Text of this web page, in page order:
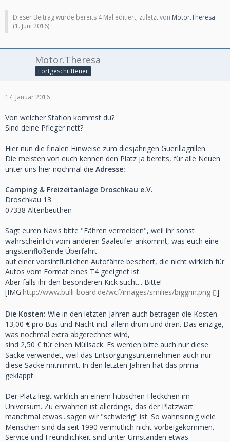
Dieser Beitrag wurde bereits 4 Mal editiert, zuletzt von Motor.Theresa
(1. Juni 2016)
Motor.Theresa
Fortgeschrittener
17. Januar 2016
Von welcher Station kommst du?
Sind deine Pfleger nett?
Hier nun die finalen Hinweise zum diesjährigen Guerillagrillen.
Die meisten von euch kennen den Platz ja bereits, für alle Neuen
unter uns hier nochmal die Adresse:
Camping & Freizeitanlage Droschkau e.V.
Droschkau 13
07338 Altenbeuthen
Sagt euren Navis bitte "Fähren vermeiden", weil ihr sonst
wahrscheinlich vom anderen Saaleufer ankommt, was euch eine
angsteinflößende Überfahrt
auf einer vorsintflutlichen Autofähre beschert, die nicht wirklich für
Autos vom Format eines T4 geeignet ist.
Aber falls ihr den besonderen Kick sucht... Bitte!
[IMG:http://www.bulli-board.de/wcf/images/smilies/biggrin.png ]
Die Kosten: Wie in den letzten Jahren auch betragen die Kosten
13,00 € pro Bus und Nacht incl. allem drum und dran. Das einzige,
was nochmal extra abgerechnet wird,
sind 2,50 € für einen Müllsack. Es werden bitte auch nur diese
Säcke verwendet, weil das Entsorgungsunternehmen auch nur
diese Säcke mitnimmt. In den letzten Jahren hat das prima
geklappt.
Der Platz liegt wirklich an einem hübschen Fleckchen im
Universum. Zu erwähnen ist allerdings, das der Platzwart
manchmal etwas...sagen wir "schwierig" ist. So wahnsinnig viele
Menschen sind da seit 1990 vermutlich nicht vorbeigekommen.
Service und Freundlichkeit sind unter Umständen etwas